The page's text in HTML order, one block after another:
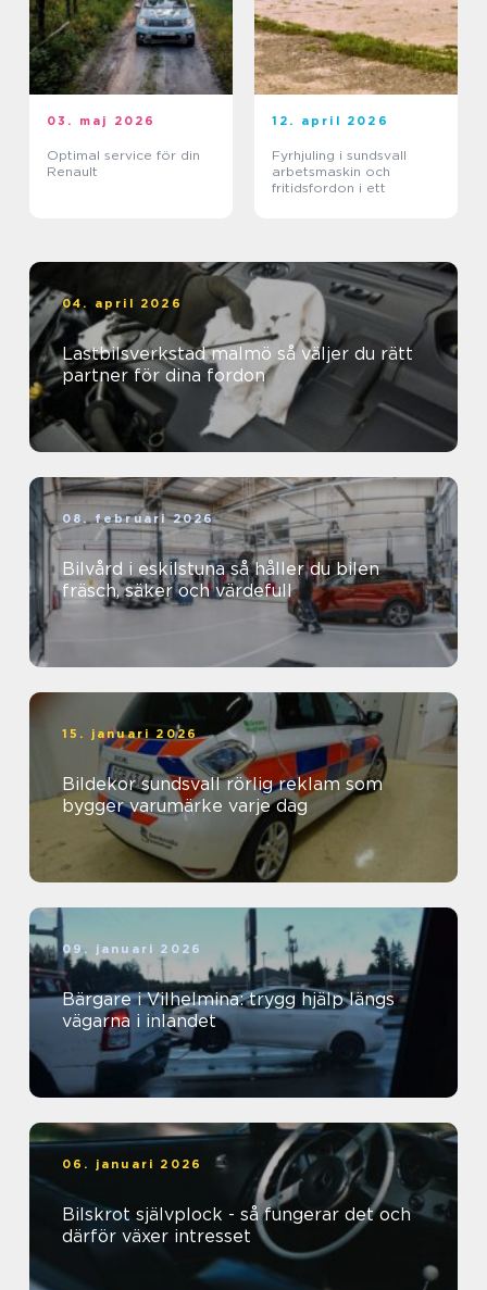
03. maj 2026
Optimal service för din
Renault
12. april 2026
Fyrhjuling i sundsvall
arbetsmaskin och
fritidsfordon i ett
04. april 2026
Lastbilsverkstad malmö så väljer du rätt
partner för dina fordon
08. februari 2026
Bilvård i eskilstuna så håller du bilen
fräsch, säker och värdefull
15. januari 2026
Bildekor sundsvall rörlig reklam som
bygger varumärke varje dag
09. januari 2026
Bärgare i Vilhelmina: trygg hjälp längs
vägarna i inlandet
06. januari 2026
Bilskrot självplock - så fungerar det och
därför växer intresset